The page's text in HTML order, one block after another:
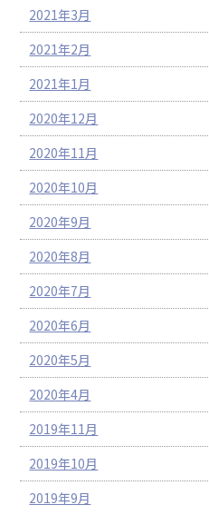
2021年3月
2021年2月
2021年1月
2020年12月
2020年11月
2020年10月
2020年9月
2020年8月
2020年7月
2020年6月
2020年5月
2020年4月
2019年11月
2019年10月
2019年9月